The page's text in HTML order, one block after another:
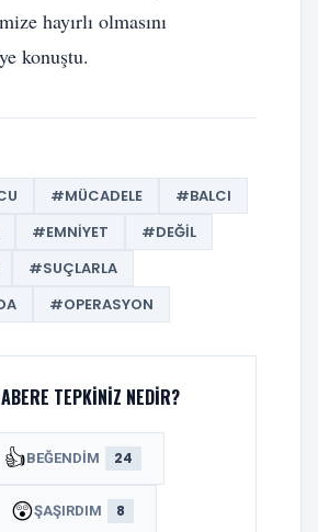
hayırlı olmasını
konuştu.
#MÜCADELE
#BALCI
#EMNIYET
#DEĞIL
#SUÇLARLA
#OPERASYON
TEPKINIZ NEDIR?
👍BEĞENDIM 24
😲ŞAŞIRDIM 8